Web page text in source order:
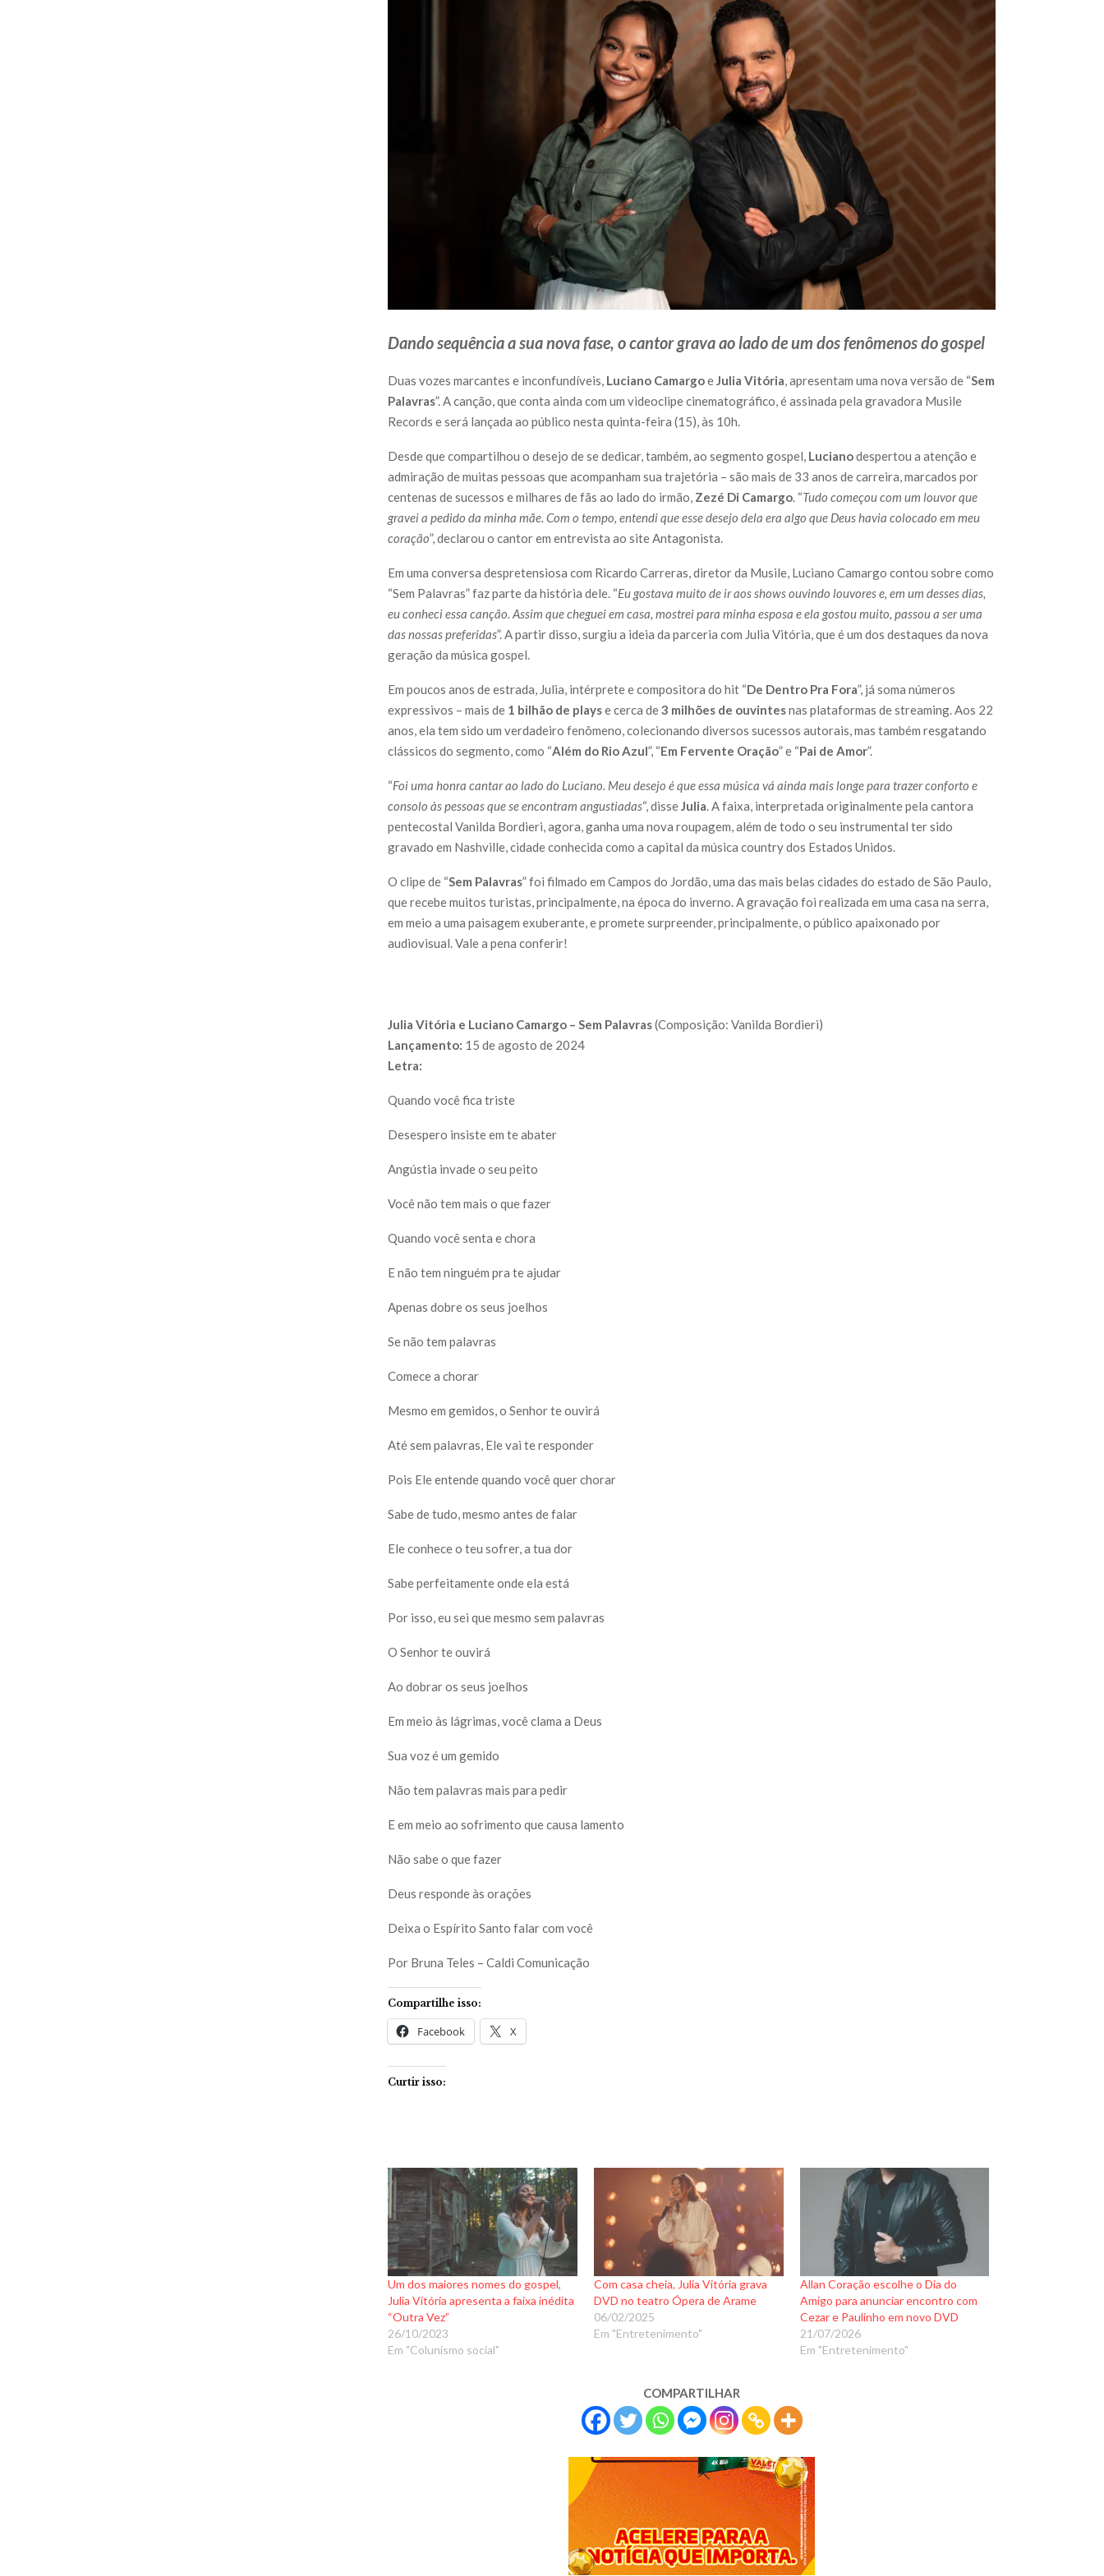
Dando sequência a sua nova fase, o cantor grava ao lado de um dos fenômenos do gospel
Duas vozes marcantes e inconfundíveis, Luciano CamargoeJulia Vitória, apresentam uma nova versão de “Sem
Palavras”. A canção, que conta ainda com um videoclipe cinematográfico, é assinada pela gravadora Musile
Records e será lançada ao público nesta quinta-feira (15), às 10h.
Desde que compartilhou o desejo de se dedicar, também, ao segmento gospel, Lucianodespertou a atenção e
admiração de muitas pessoas que acompanham sua trajetória – são mais de 33 anos de carreira, marcados por
centenas de sucessos e milhares de fãs ao lado do irmão, Zezé Di Camargo. “Tudo começou com um louvor que
gravei a pedido da minha mãe. Com o tempo, entendi que esse desejo dela era algo que Deus havia colocado em meu
coração”, declarou o cantor em entrevista ao site Antagonista.
Em uma conversa despretensiosa com Ricardo Carreras, diretor da Musile, Luciano Camargo contou sobre como
“Sem Palavras” faz parte da história dele. “Eu gostava muito de ir aos shows ouvindo louvores e, em um desses dias,
eu conheci essa canção. Assim que cheguei em casa, mostrei para minha esposa e ela gostou muito, passou a ser uma
das nossas preferidas”. A partir disso, surgiu a ideia da parceria com Julia Vitória, que é um dos destaques da nova
geração da música gospel.
Em poucos anos de estrada, Julia, intérprete e compositora do hit “De Dentro Pra Fora”, já soma números
expressivos – mais de 1 bilhão de playse cerca de3 milhões de ouvintesnas plataformas de streaming. Aos 22
anos, ela tem sido um verdadeiro fenômeno, colecionando diversos sucessos autorais, mas também resgatando
clássicos do segmento, como “Além do Rio Azul”, “Em Fervente Oração” e “Pai de Amor”.
“Foi uma honra cantar ao lado do Luciano. Meu desejo é que essa música vá ainda mais longe para trazer conforto e
consolo às pessoas que se encontram angustiadas“, disseJulia. A faixa, interpretada originalmente pela cantora
pentecostal Vanilda Bordieri, agora, ganha uma nova roupagem, além de todo o seu instrumental ter sido
gravado em Nashville, cidade conhecida como a capital da música country dos Estados Unidos.
O clipe de “Sem Palavras” foi filmado em Campos do Jordão, uma das mais belas cidades do estado de São Paulo,
que recebe muitos turistas, principalmente, na época do inverno. A gravação foi realizada em uma casa na serra,
em meio a uma paisagem exuberante, e promete surpreender, principalmente, o público apaixonado por
audiovisual. Vale a pena conferir!
Julia Vitória e Luciano Camargo – Sem Palavras(Composição: Vanilda Bordieri)
Lançamento: 15 de agosto de 2024
Letra:
Quando você fica triste
Desespero insiste em te abater
Angústia invade o seu peito
Você não tem mais o que fazer
Quando você senta e chora
E não tem ninguém pra te ajudar
Apenas dobre os seus joelhos
Se não tem palavras
Comece a chorar
Mesmo em gemidos, o Senhor te ouvirá
Até sem palavras, Ele vai te responder
Pois Ele entende quando você quer chorar
Sabe de tudo, mesmo antes de falar
Ele conhece o teu sofrer, a tua dor
Sabe perfeitamente onde ela está
Por isso, eu sei que mesmo sem palavras
O Senhor te ouvirá
Ao dobrar os seus joelhos
Em meio às lágrimas, você clama a Deus
Sua voz é um gemido
Não tem palavras mais para pedir
E em meio ao sofrimento que causa lamento
Não sabe o que fazer
Deus responde às orações
Deixa o Espírito Santo falar com você
Por Bruna Teles – Caldi Comunicação
Compartilhe isso:
Facebook X
Curtir isso:
Um dos maiores nomes do gospel,
Julia Vitória apresenta a faixa inédita
“Outra Vez”
26/10/2023
Em "Colunismo social"
Com casa cheia, Julia Vitória grava
DVD no teatro Ópera de Arame
06/02/2025
Em "Entretenimento"
Allan Coração escolhe o Dia do
Amigo para anunciar encontro com
Cezar e Paulinho em novo DVD
21/07/2026
Em "Entretenimento"
COMPARTILHAR